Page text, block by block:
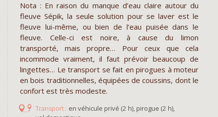
Nota : En raison du manque d’eau claire autour du
fleuve Sépik, la seule solution pour se laver est le
fleuve lui-même, ou bien de l’eau puisée dans le
fleuve. Celle-ci est noire, à cause du limon
transporté, mais propre… Pour ceux que cela
incommode vraiment, il faut prévoir beaucoup de
lingettes… Le transport se fait en pirogues à moteur
en bois traditionnelles, équipées de coussins, dont le
confort est très modeste.
en véhicule privé (2 h), pirogue (2 h),